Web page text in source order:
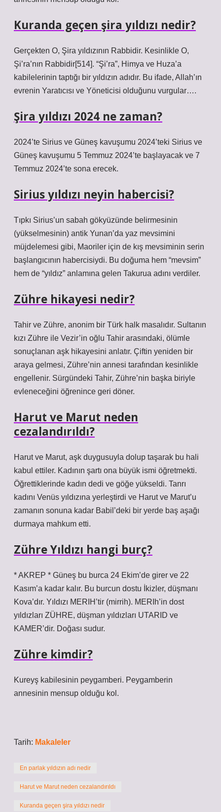
Kuranda geçen şira yıldızı nedir?
Gerçekten O, Şira yıldızının Rabbidir. Kesinlikle O,
Şi’ra’nın Rabbidir[514]. “Şi’ra”, Himya ve Huza’a
kabilelerinin taptığı bir yıldızın adıdır. Bu ifade, Allah’ın
evrenin Yaratıcısı ve Yöneticisi olduğunu vurgular….
Şira yıldızı 2024 ne zaman?
2024’te Sirius ve Güneş kavuşumu 2024’teki Sirius ve
Güneş kavuşumu 5 Temmuz 2024’te başlayacak ve 7
Temmuz 2024’te sona erecek.
Sirius yıldızı neyin habercisi?
Tıpkı Sirius’un sabah gökyüzünde belirmesinin
(yükselmesinin) antik Yunan’da yaz mevsimini
müjdelemesi gibi, Maoriler için de kış mevsiminin serin
başlangıcının habercisiydi. Bu doğuma hem “mevsim”
hem de “yıldız” anlamına gelen Takurua adını verdiler.
Zühre hikayesi nedir?
Tahir ve Zühre, anonim bir Türk halk masalıdır. Sultanın
kızı Zühre ile Vezir’in oğlu Tahir arasındaki, ölümle
sonuçlanan aşk hikayesini anlatır. Çiftin yeniden bir
araya gelmesi, Zühre’nin annesi tarafından kesinlikle
engellenir. Sürgündeki Tahir, Zühre’nin başka biriyle
evleneceğini öğrenince geri döner.
Harut ve Marut neden
cezalandırıldı?
Harut ve Marut, aşk duygusuyla dolup taşarak bu hali
kabul ettiler. Kadının şartı ona büyük ismi öğretmekti.
Öğrettiklerinde kadın dedi ve göğe yükseldi. Tanrı
kadını Venüs yıldızına yerleştirdi ve Harut ve Marut’u
zamanın sonuna kadar Babil’deki bir yerde baş aşağı
durmaya mahkum etti.
Zühre Yıldızı hangi burç?
* AKREP * Güneş bu burca 24 Ekim’de girer ve 22
Kasım’a kadar kalır. Bu burcun dostu İkizler, düşmanı
Kova’dır. Yıldızı MERIH’tir (mirrih). MERIh’in dost
yıldızları ZÜHRE, düşman yıldızları UTARID ve
KAMER’dir. Doğası sudur.
Zühre kimdir?
Kureyş kabilesinin peygamberi. Peygamberin
annesinin mensup olduğu kol.
Tarih: Makaleler
En parlak yıldızın adı nedir
Harut ve Marut neden cezalandırıldı
Kuranda geçen şira yıldızı nedir